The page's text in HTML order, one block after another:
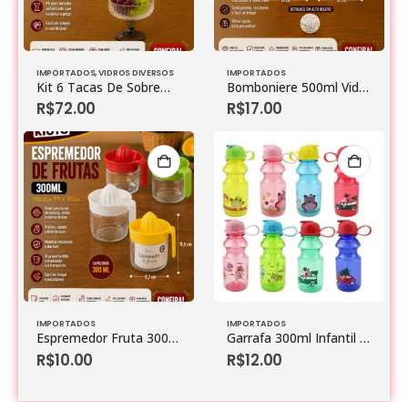
IMPORTADOS,VIDROS DIVERSOS
Kit 6 Tacas De Sobremesa Caneladas 320 Ml Duo Color Vidro 11,8 Cm X 11,8 Cm X 10 Cm
R$72.00
IMPORTADOS
Bomboniere 500ml Vidro 13,9cm X 13,9cm X 18cm
R$17.00
IMPORTADOS
Espremedor Fruta 300 Ml Plastico Pp E Vidro 11 Cm X 8,7 Cm X 12 Cm
R$10.00
IMPORTADOS
Garrafa 300ml Infantil Plastico 6,2cm X 6,2cm X 18cm
R$12.00